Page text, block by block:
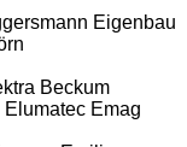
Eigenbau
Beckum
Elumatec Emag